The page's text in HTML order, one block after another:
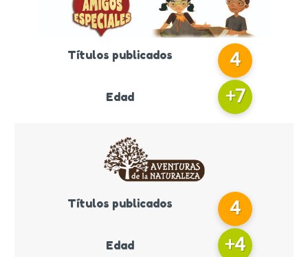
Títulos publicados 4
Edad +7
Títulos publicados 4
Edad +4